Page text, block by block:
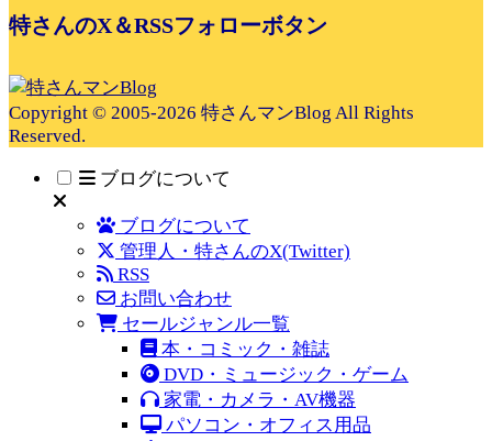
特さんのX＆RSSフォローボタン
Copyright © 2005-2026 特さんマンBlog All Rights
Reserved.
ブログについて
ブログについて
管理人・特さんのX(Twitter)
RSS
お問い合わせ
セールジャンル一覧
本・コミック・雑誌
DVD・ミュージック・ゲーム
家電・カメラ・AV機器
パソコン・オフィス用品